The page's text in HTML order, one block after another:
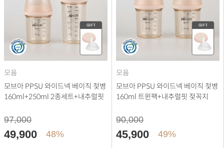
모윰
모브아 PPSU 와이드넥 베이직 젖병
160ml+250ml 2종세트+내추럴핏
97,000
49,900 48%
모윰
모브아 PPSU 와이드넥 베이직 젖병
160ml 트윈팩+내추럴핏 젖꼭지
90,000
45,900 49%